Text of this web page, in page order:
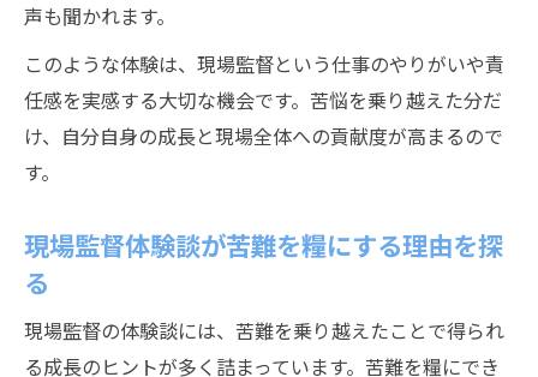
声も聞かれます。
このような体験は、現場監督という仕事のやりがいや責
任感を実感する大切な機会です。苦悩を乗り越えた分だ
け、自分自身の成長と現場全体への貢献度が高まるので
す。
現場監督体験談が苦難を糧にする理由を探
る
現場監督の体験談には、苦難を乗り越えたことで得られ
る成長のヒントが多く詰まっています。苦難を糧にでき